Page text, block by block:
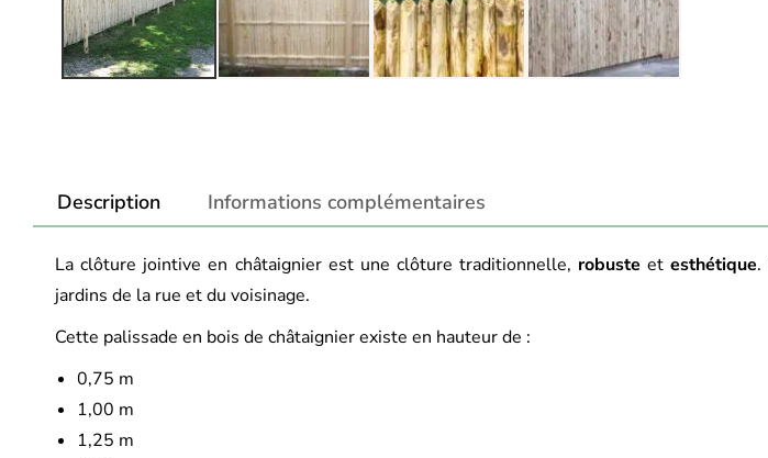
Description Informations complémentaires
La clôture jointive en châtaignier est une clôture traditionnelle, robuste etesthétique.
jardins de la rue et du voisinage.
Cette palissade en bois de châtaignier existe en hauteur de :
0,75 m
1,00 m
1,25 m